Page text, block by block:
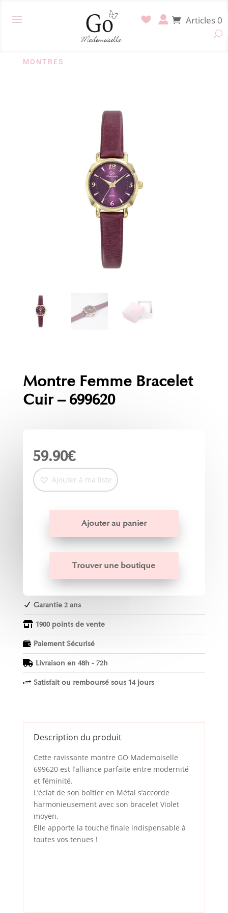
Articles 0
MONTRES
Montre Femme Bracelet
Cuir – 699620
59.90€
Ajouter à ma liste
Ajouter au panier
Trouver une boutique
N Garantie 2 ans
 1900 points de vente
 Paiement Sécurisé
 Livraison en 48h - 72h
+ Satisfait ou remboursé sous 14 jours
Description du produit
Cette ravissante montre GO Mademoiselle
699620 est l’alliance parfaite entre modernité
et féminité.
L’éclat de son boîtier en Métal s’accorde
harmonieusement avec son bracelet Violet
moyen.
Elle apporte la touche finale indispensable à
toutes vos tenues !